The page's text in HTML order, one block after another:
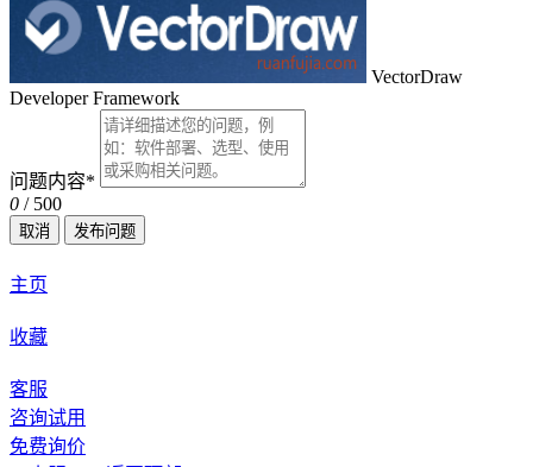
VectorDraw
Developer Framework
问题内容*
0 / 500
取消 发布问题
主页
收藏
客服
咨询试用
免费询价